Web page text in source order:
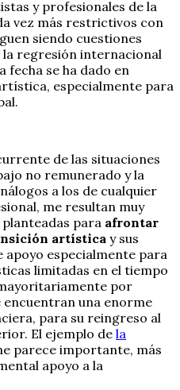
y profesionales de la
vez más restrictivos con
siendo cuestiones
la regresión internacional
fecha se ha dado en
especialmente para
de las situaciones
no remunerado y la
a los de cualquier
me resultan muy
para afrontar
artística y sus
especialmente para
limitadas en el tiempo
por
encuentran una enorme
para su reingreso al
El ejemplo dela
parece importante, más
apoyo a la